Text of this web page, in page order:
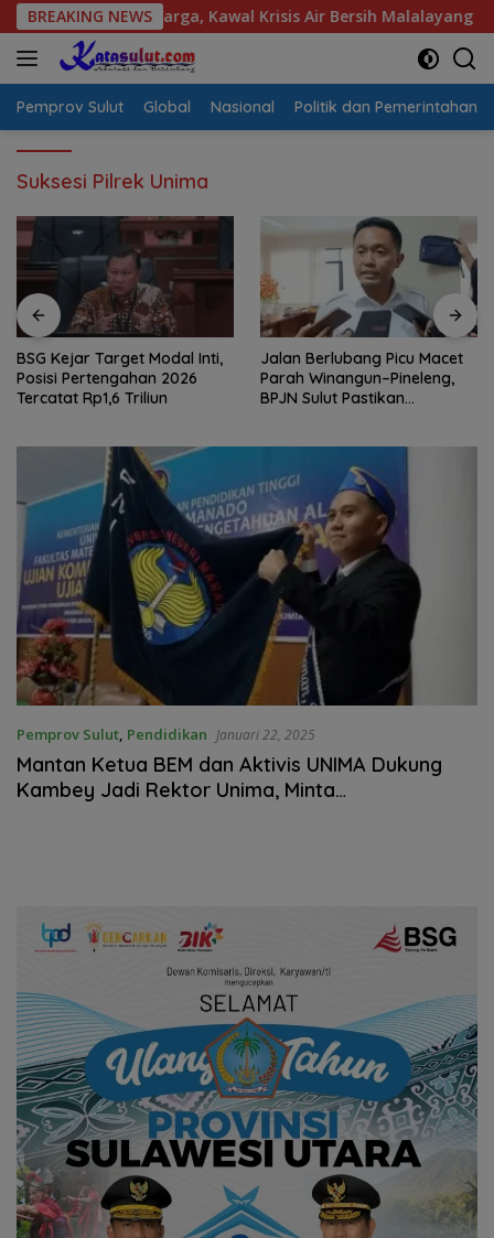
Langsung
ke
konten
BREAKING NEWS
Warga, Kawal Krisis Air Bersih Malalayang II Hingga
Pemprov Sulut Global Nasional Politik dan Pemerintahan
Suksesi Pilrek Unima
BSG Kejar Target Modal Inti,
Posisi Pertengahan 2026
Tercatat Rp1,6 Triliun
Jalan Berlubang Picu Macet
Parah Winangun–Pineleng,
BPJN Sulut Pastikan
Pemprov Sulut, Pendidikan Januari 22, 2025
Mantan Ketua BEM dan Aktivis UNIMA Dukung
Kambey Jadi Rektor Unima, Minta